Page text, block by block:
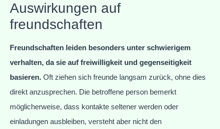
Auswirkungen auf
freundschaften
Freundschaften leiden besonders unter schwierigem
verhalten, da sie auf freiwilligkeit und gegenseitigkeit
basieren. Oft ziehen sich freunde langsam zurück, ohne dies
direkt anzusprechen. Die betroffene person bemerkt
möglicherweise, dass kontakte seltener werden oder
einladungen ausbleiben, versteht aber nicht den